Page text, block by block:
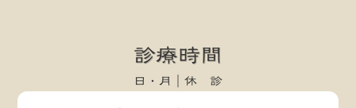
診療時間
日・月｜休 診